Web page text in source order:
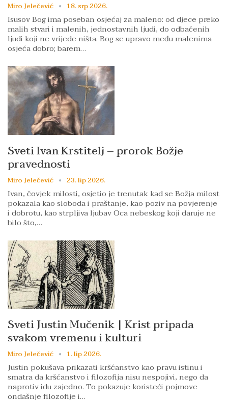
Miro Jelečević 18. srp 2026.
Isusov Bog ima poseban osjećaj za maleno: od djece preko
malih stvari i malenih, jednostavnih ljudi, do odbačenih
ljudi koji ne vrijede ništa. Bog se upravo među malenima
osjeća dobro; barem…
Sveti Ivan Krstitelj – prorok Božje
pravednosti
Miro Jelečević 23. lip 2026.
Ivan, čovjek milosti, osjetio je trenutak kad se Božja milost
pokazala kao sloboda i praštanje, kao poziv na povjerenje
i dobrotu, kao strpljiva ljubav Oca nebeskog koji daruje ne
bilo što,…
Sveti Justin Mučenik | Krist pripada
svakom vremenu i kulturi
Miro Jelečević 1. lip 2026.
Justin pokušava prikazati kršćanstvo kao pravu istinu i
smatra da kršćanstvo i filozofija nisu nespojivi, nego da
naprotiv idu zajedno. To pokazuje koristeći pojmove
ondašnje filozofije i…